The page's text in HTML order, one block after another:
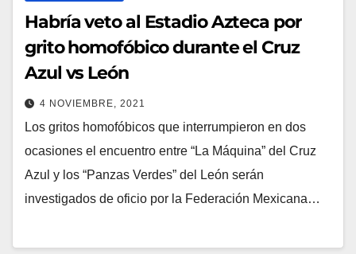
Habría veto al Estadio Azteca por
grito homofóbico durante el Cruz
Azul vs León
4 NOVIEMBRE, 2021
Los gritos homofóbicos que interrumpieron en dos
ocasiones el encuentro entre “La Máquina” del Cruz
Azul y los “Panzas Verdes” del León serán
investigados de oficio por la Federación Mexicana…